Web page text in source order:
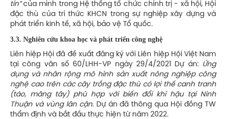
tín”của mình trong Hệ thống tổ chức chính trị - xã hội, Hội
đặc thù của trí thức KHCN trong sự nghiệp xây dựng và
phát triển kinh tế, xã hội, bảo vệ Tổ quốc.
3.3. Nghiên cứu khoa học và phát triển công nghệ
Liên hiệp Hội đã đề xuất đăng ký với Liên hiệp Hội Việt Nam
tại công văn số 60/LHH-VP ngày 29/4/2021 Dự án: Ứng
dụng và nhân rộng mô hình sản xuất nông nghiệp công
nghệ cao trên các cây trồng đặc thù có lợi thế canh tranh
(táo, măng tây) phù hợp với biến đổi khí hậu tại Ninh
Thuận và vùng lân cận. Dự án đã thông qua Hội đồng TW
thẩm định và bắt đầu thực hiện từ năm 2022.